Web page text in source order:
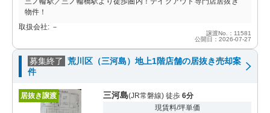
物件！
取扱会社: －
譲渡No.：11581
公開日：2026-07-27
募集終了 荒川区（三河島）地上1階店舗の居抜き売却案
件
居抜き譲渡 三河島(JR常磐線) 徒歩 6分
現賃料/坪単価